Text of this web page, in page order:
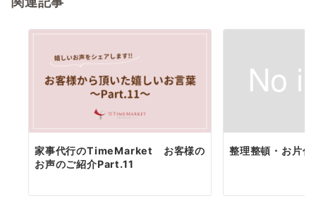
ン
家事代行のTimeMarket お客様の
お声のご紹介Part.11
整理整頓・お片付